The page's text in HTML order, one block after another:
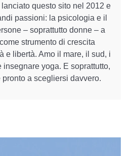
questo sito nel 2012 e
passioni: la psicologia e il
– soprattutto donne – a
strumento di crescita
e libertà. Amo il mare, il sud, i
yoga. E soprattutto,
a scegliersi davvero.